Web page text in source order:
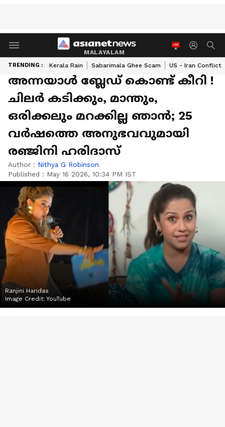
MALAYALAM
TRENDING : Kerala Rain Sabarimala Ghee Scam US - Iran Conflict
അന്നയാൾ ബ്ലേഡ് കൊണ്ട് കീറി !
ചിലർ കടിക്കും, മാന്തും,
ഒരിക്കലും മറക്കില്ല ഞാൻ; 25
വർഷത്തെ അനുഭവവുമായി
രഞ്ജിനി ഹരിദാസ്
Author : Nithya G Robinson
Published : May 16 2026, 10:34 PM IST
Ranjini Haridas
Image Credit: YouTube